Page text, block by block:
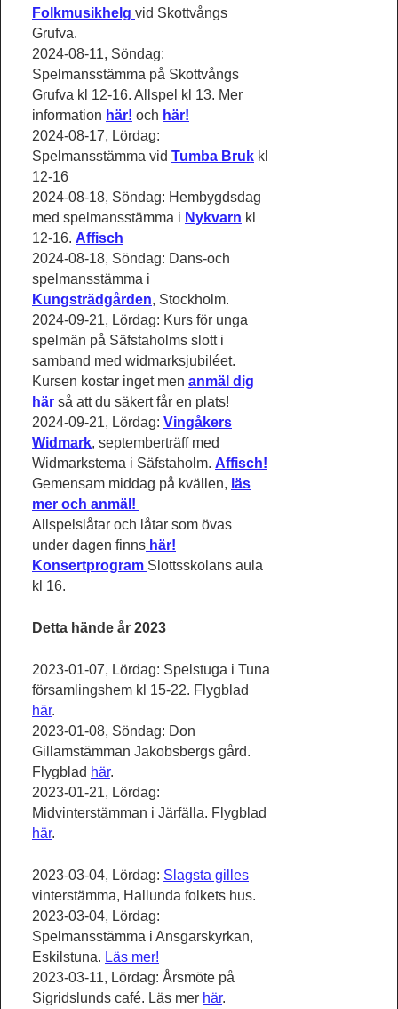
Folkmusikhelg vid Skottvångs
Grufva.
2024-08-11, Söndag:
Spelmansstämma på Skottvångs
Grufva kl 12-16. Allspel kl 13. Mer
information här! och här!
2024-08-17, Lördag:
Spelmansstämma vid Tumba Bruk kl
12-16
2024-08-18, Söndag: Hembygdsdag
med spelmansstämma i Nykvarn kl
12-16. Affisch
2024-08-18, Söndag: Dans-och
spelmansstämma i
Kungsträdgården, Stockholm.
2024-09-21, Lördag: Kurs för unga
spelmän på Säfstaholms slott i
samband med widmarksjubiléet.
Kursen kostar inget men anmäl dig
här så att du säkert får en plats!
2024-09-21, Lördag: Vingåkers
Widmark, septemberträff med
Widmarkstema i Säfstaholm. Affisch!
Gemensam middag på kvällen, läs
mer och anmäl!
Allspelslåtar och låtar som övas
under dagen finns här!
Konsertprogram Slottsskolans aula
kl 16.
Detta hände år 2023
2023-01-07, Lördag: Spelstuga i Tuna
församlingshem kl 15-22. Flygblad
här.
2023-01-08, Söndag: Don
Gillamstämman Jakobsbergs gård.
Flygblad här.
2023-01-21, Lördag:
Midvinterstämman i Järfälla. Flygblad
här.
2023-03-04, Lördag: Slagsta gilles
vinterstämma, Hallunda folkets hus.
2023-03-04, Lördag:
Spelmansstämma i Ansgarskyrkan,
Eskilstuna. Läs mer!
2023-03-11, Lördag: Årsmöte på
Sigridslunds café. Läs mer här.